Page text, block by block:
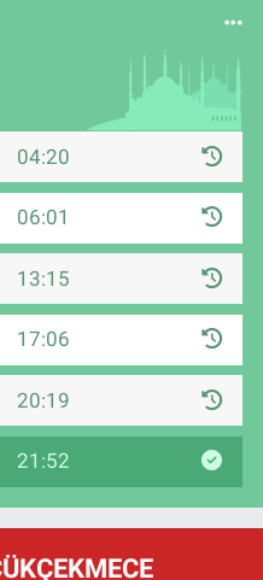
04:20
06:01
13:15
17:06
20:19
21:52